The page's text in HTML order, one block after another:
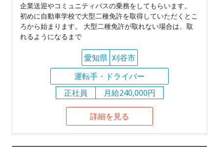
企業送迎やコミュニティバスの乗務をしてもらいます。
初めに自動車学校で大型二種免許を取得していただくとこ
ろから始まります。 大型二種免許が取れない場合は、取
れるようになるまで
愛知県 刈谷市
運転手・ドライバー
正社員
月給240,000円
詳細を見る